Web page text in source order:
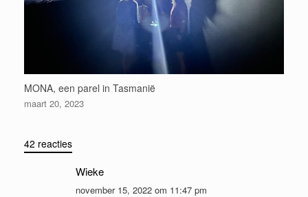
MONA, een parel in Tasmanië
maart 20, 2023
42 reacties
Wieke
november 15, 2022 om 11:47 pm